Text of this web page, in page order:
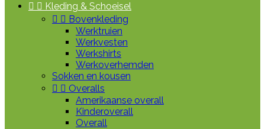
  Kleding & Schoeisel
  Bovenkleding
Werktruien
Werkvesten
Werkshirts
Werkoverhemden
Sokken en kousen
  Overalls
Amerikaanse overall
Kinderoverall
Overall